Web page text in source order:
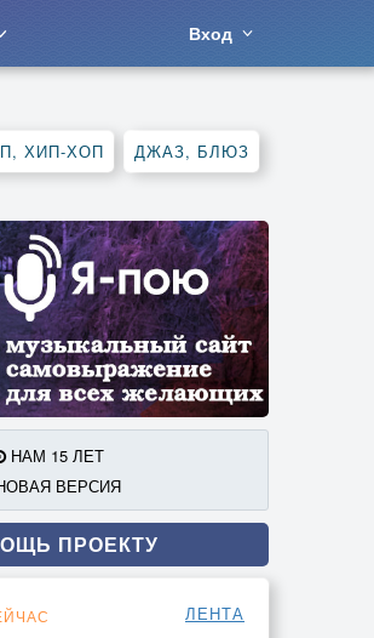
Вход
ХИП-ХОП ДЖАЗ, БЛЮЗ
НАМ 15 ЛЕТ
ВЕРСИЯ
ПРОЕКТУ
ЛЕНТА